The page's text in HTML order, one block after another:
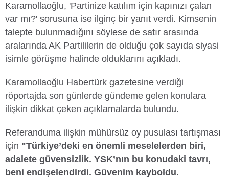
Karamollaoğlu, 'Partinize katılım için kapınızı çalan
var mı?' sorusuna ise ilginç bir yanıt verdi. Kimsenin
talepte bulunmadığını söylese de satır arasında
aralarında AK Partililerin de olduğu çok sayıda siyasi
isimle görüşme halinde olduklarını açıkladı.
Karamollaoğlu Habertürk gazetesine verdiği
röportajda son günlerde gündeme gelen konulara
ilişkin dikkat çeken açıklamalarda bulundu.
Referanduma ilişkin mühürsüz oy pusulası tartışması
için "Türkiye’deki en önemli meselelerden biri,
adalete güvensizlik. YSK’nın bu konudaki tavrı,
beni endişelendirdi. Güvenim kayboldu.